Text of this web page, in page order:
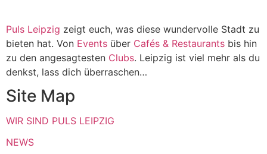
Puls Leipzig zeigt euch, was diese wundervolle Stadt zu
bieten hat. Von Events über Cafés & Restaurants bis hin
zu den angesagtesten Clubs. Leipzig ist viel mehr als du
denkst, lass dich überraschen…
Site Map
WIR SIND PULS LEIPZIG
NEWS